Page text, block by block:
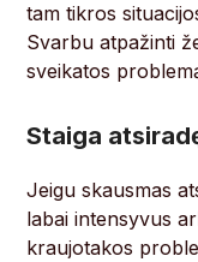
tam tikros
Svarbu atpažinti
sveikatos
Staiga
Jeigu skausmas
labai intensyvus
kraujotakos